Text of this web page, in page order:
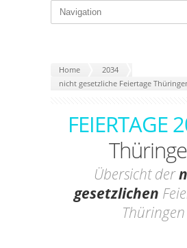
Home
2034
nicht gesetzliche Feiertage
FEIERTAGE
Übersicht der
gesetzlichen
Thüringen